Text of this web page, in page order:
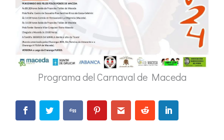
Programa del Carnaval de Maceda